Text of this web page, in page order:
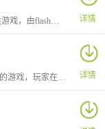
奥特曼家族3.0是一款经典的奥特曼格斗类游戏，由flash平台移植而来，玩家们可在游戏中选择喜欢的奥特们参与战斗。游戏中根据原作为每位奥特曼都设计了其独特的招式和必杀技，不同的奥特们能够带来具有特色的战斗方式。
详情
火柴人绳索英雄破解版是一款火柴人主题的游戏，玩家在游戏中将控制火柴人前往指定的地点完成任务，在游戏中可以使用绳索、机枪等武器进行战斗，体验到超强的打击感。
详情